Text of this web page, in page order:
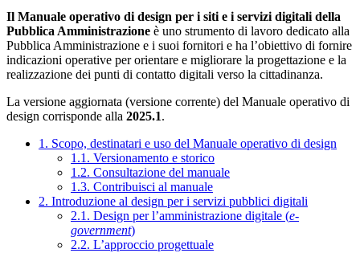
Il Manuale operativo di design per i siti e i servizi digitali della
Pubblica Amministrazione è uno strumento di lavoro dedicato alla
Pubblica Amministrazione e i suoi fornitori e ha l’obiettivo di fornire
indicazioni operative per orientare e migliorare la progettazione e la
realizzazione dei punti di contatto digitali verso la cittadinanza.
La versione aggiornata (versione corrente) del Manuale operativo di
design corrisponde alla 2025.1.
1. Scopo, destinatari e uso del Manuale operativo di design
1.1. Versionamento e storico
1.2. Consultazione del manuale
1.3. Contribuisci al manuale
2. Introduzione al design per i servizi pubblici digitali
2.1. Design per l’amministrazione digitale (e-
government)
2.2. L’approccio progettuale